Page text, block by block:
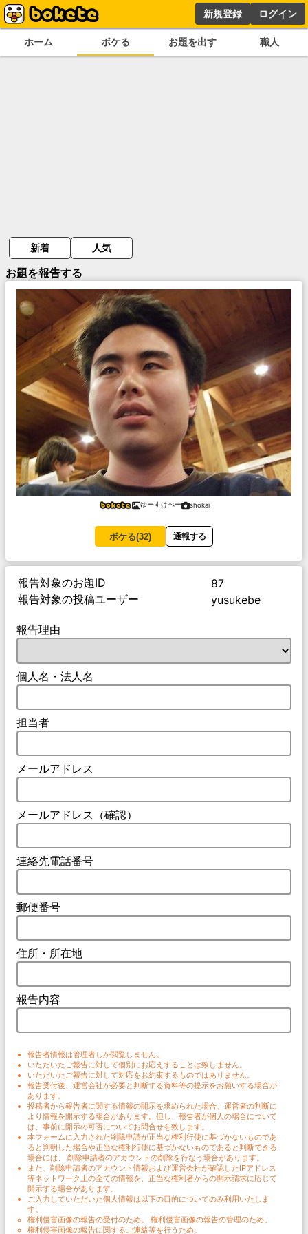
新規登録 ログイン
ホーム ボケる お題を出す 職人
新着 人気
お題を報告する
ゆーすけべー shokai
ボケる(32) 通報する
報告対象のお題ID
87
報告対象の投稿ユーザー
yusukebe
報告理由
個人名・法人名
担当者
メールアドレス
メールアドレス（確認）
連絡先電話番号
郵便番号
住所・所在地
報告内容
報告者情報は管理者しか閲覧しません。
いただいたご報告に対して個別にお応えすることは致しません。
いただいたご報告に対して対応をお約束するものではありません。
報告受付後、運営会社が必要と判断する資料等の提示をお願いする場合が
あります。
投稿者から報告者に関する情報の開示を求められた場合、運営者の判断に
より情報を開示する場合があります。但し、報告者が個人の場合について
は、事前に開示の可否についてお問合せを致します。
本フォームに入力された削除申請が正当な権利行使に基づかないものであ
ると判明した場合や正当な権利行使に基づかないものであると判断できる
場合には、 削除申請者のアカウントの削除を行なう場合があります。
また、削除申請者のアカウント情報および運営会社が確認したIPアドレス
等ネットワーク上の全ての情報を、正当な権利者からの開示請求に応じて
開示する場合があります。
ご入力していただいた個人情報は以下の目的についてのみ利用いたしま
す。
権利侵害画像の報告の受付のため。 権利侵害画像の報告の管理のため。
権利侵害画像の報告に関するご連絡等を行うため。